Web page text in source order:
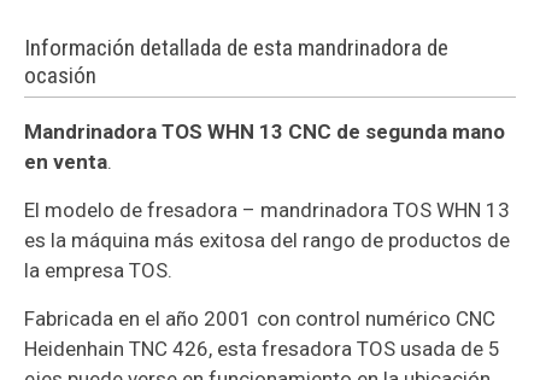
Información detallada de esta mandrinadora de
ocasión
Mandrinadora TOS WHN 13 CNC de segunda mano
en venta.
El modelo de fresadora – mandrinadora TOS WHN 13
es la máquina más exitosa del rango de productos de
la empresa TOS.
Fabricada en el año 2001 con control numérico CNC
Heidenhain TNC 426, esta fresadora TOS usada de 5